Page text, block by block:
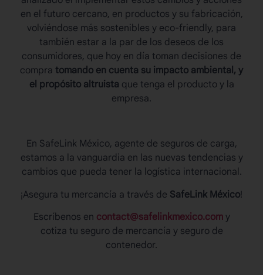
en el futuro cercano, en productos y su fabricación,
volviéndose más sostenibles y eco-friendly, para
también estar a la par de los deseos de los
consumidores, que hoy en día toman decisiones de
compra tomando en cuenta su impacto ambiental, y
el propósito altruista que tenga el producto y la
empresa.
En SafeLink México, agente de seguros de carga,
estamos a la vanguardia en las nuevas tendencias y
cambios que pueda tener la logística internacional.
¡Asegura tu mercancía a través de SafeLink México!
Escríbenos en contact@safelinkmexico.comy
cotiza tu seguro de mercancía y seguro de
contenedor.